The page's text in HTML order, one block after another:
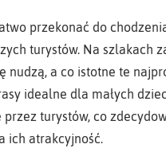
przekonać do
turystów. Na szlakach
nudzą, a co istotne te
idealne dla małych
przez turystów, co
ich atrakcyjność.